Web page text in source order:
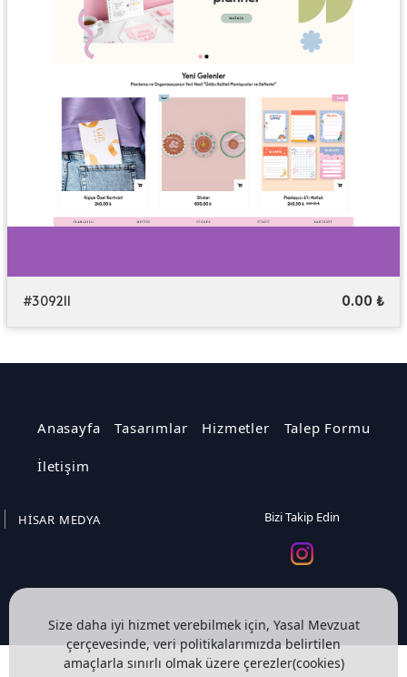
#309211 0.00 ₺
Size daha iyi hizmet verebilmek için, Yasal Mevzuat
çerçevesinde, veri politikalarımızda belirtilen
amaçlarla sınırlı olmak üzere çerezler(cookies)
Anasayfa Tasarımlar Hizmetler Talep Formu
İletişim
HİSAR MEDYA Bizi Takip Edin